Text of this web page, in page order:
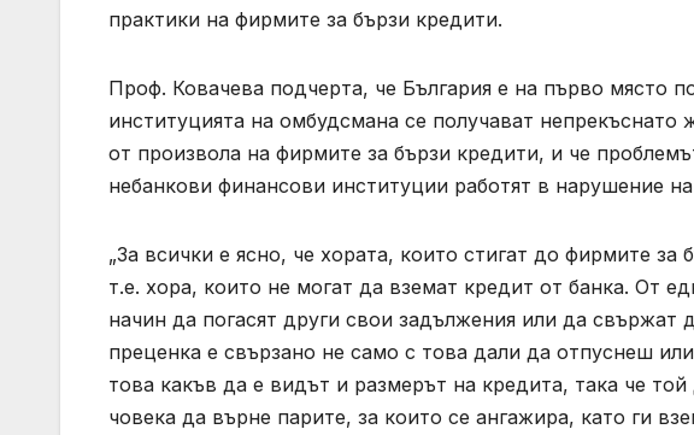
практики на фирмите за бързи кредити.
Проф. Ковачева подчерта, че България е на първо място
институцията на омбудсмана се получават
от произвола на фирмите за бързи кредити, и че
небанкови финансови институции работят в нарушение на
„За всички е ясно, че хората, които стигат до фирмите
т.е. хора, които не могат да вземат кредит от банка. От
начин да погасят други свои задължения или да свържат
преценка е свързано не само с това дали да отпуснеш
това какъв да е видът и размерът на кредита, така че
човека да върне парите, за които се ангажира, като ги